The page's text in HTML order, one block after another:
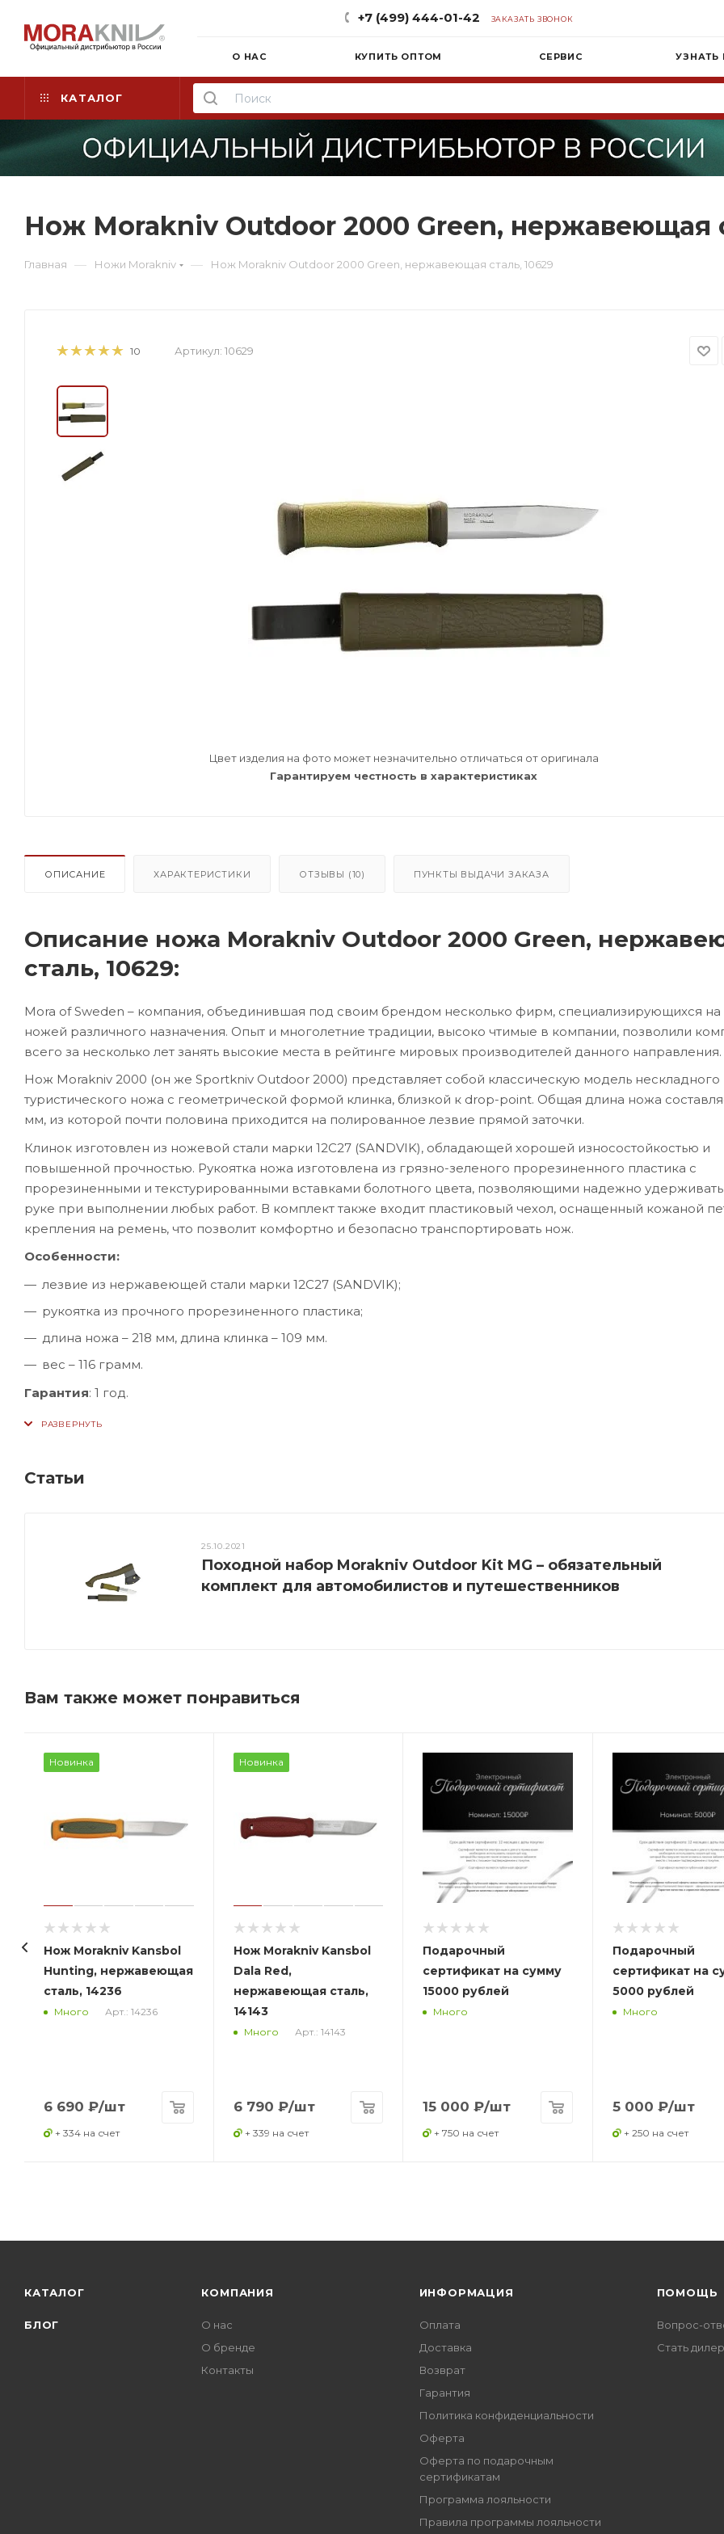
+7 (499) 444-01-42 ЗАКАЗАТЬ ЗВОНОК
О НАС КУПИТЬ ОПТОМ СЕРВИС УЗНАТЬ
КАТАЛОГ
Нож Morakniv Outdoor 2000 Green, нержавеющая
Главная — Ножи Morakniv — Нож Morakniv Outdoor 2000 Green, нержавеющая сталь, 10629
10 Артикул: 10629
Цвет изделия на фото может незначительно отличаться от оригинала
Гарантируем честность в характеристиках
ОПИСАНИЕ ХАРАКТЕРИСТИКИ ОТЗЫВЫ (10) ПУНКТЫ ВЫДАЧИ ЗАКАЗА
Описание ножа Morakniv Outdoor 2000 Green,
сталь, 10629:
Mora of Sweden – компания, объединившая под своим брендом несколько фирм, специализирующихся на
ножей различного назначения. Опыт и многолетние традиции, высоко чтимые в компании, позволили
всего за несколько лет занять высокие места в рейтинге мировых производителей данного направления.
Нож Morakniv 2000 (он же Sportkniv Outdoor 2000) представляет собой классическую модель нескладного
туристического ножа с геометрической формой клинка, близкой к drop-point. Общая длина ножа
мм, из которой почти половина приходится на полированное лезвие прямой заточки.
Клинок изготовлен из ножевой стали марки 12С27 (SANDVIK), обладающей хорошей износостойкостью и
повышенной прочностью. Рукоятка ножа изготовлена из грязно-зеленого прорезиненного пластика с
прорезиненными и текстурированными вставками болотного цвета, позволяющими надежно
руке при выполнении любых работ. В комплект также входит пластиковый чехол, оснащенный кожаной
крепления на ремень, что позволит комфортно и безопасно транспортировать нож.
Особенности:
лезвие из нержавеющей стали марки 12С27 (SANDVIK);
рукоятка из прочного прорезиненного пластика;
длина ножа – 218 мм, длина клинка – 109 мм.
вес – 116 грамм.
Гарантия: 1 год.
Статьи
25.10.2021
Походной набор Morakniv Outdoor Kit MG – обязательный
комплект для автомобилистов и путешественников
Вам также может понравиться
Новинка
Нож Morakniv Kansbol
Hunting, нержавеющая
сталь, 14236
Много Арт.: 14236
6 690 ₽/шт
+ 334 на счет
Новинка
Нож Morakniv Kansbol
Dala Red,
нержавеющая сталь,
14143
Много Арт.: 14143
6 790 ₽/шт
+ 339 на счет
Подарочный
сертификат на сумму
15000 рублей
Много
15 000 ₽/шт
+ 750 на счет
Подарочный
сертификат на
5000 рублей
Много
5 000 ₽/шт
+ 250 на счет
КАТАЛОГ
БЛОГ
КОМПАНИЯ
О нас
О бренде
Контакты
ИНФОРМАЦИЯ
Оплата
Доставка
Возврат
Гарантия
Политика конфиденциальности
Оферта
Оферта по подарочным
сертификатам
Программа лояльности
Правила программы лояльности
ПОМОЩЬ
Вопрос-
Стать